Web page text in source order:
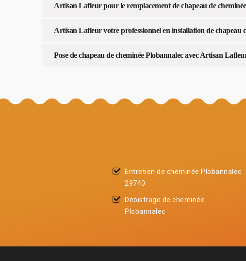
Artisan Lafleur pour le remplacement de chapeau de
Artisan Lafleur votre professionnel en installation de chapeau
Pose de chapeau de cheminée Plobannalec avec Artisan
Entretien de cheminée Plobannalec
29740
Débistrage de cheminée
Plobannalec